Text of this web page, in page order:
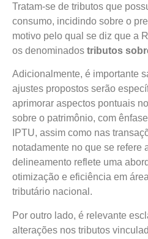
Tratam-se de tributos que
consumo, incidindo sobre o
motivo pelo qual se diz que a
os denominados tributos
Adicionalmente, é importante
ajustes propostos serão
aprimorar aspectos pontuais
sobre o patrimônio, com
IPTU, assim como nas
notadamente no que se refere
delineamento reflete uma
otimização e eficiência em
tributário nacional.
Por outro lado, é relevante
alterações nos tributos